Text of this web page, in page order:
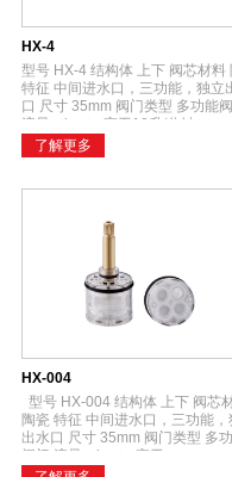
HX-4
型号 HX-4 结构体 上下 阀芯材料
特征 中间进水口，三功能，独立
口 尺寸 35mm 阀门类型 多功能
流量（bar） 高于18升/分钟
了解更多
HX-004
型号 HX-004 结构体 上下 阀芯
陶瓷 特征 中间进水口，三功能，
出水口 尺寸 35mm 阀门类型 多
阀门 流量（bar） 高于...